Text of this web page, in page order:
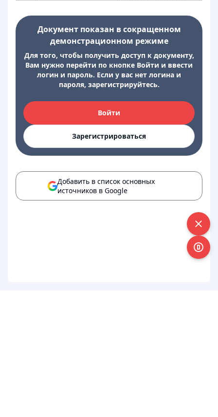
Документ показан в сокращенном
демонстрационном режиме
Для того, чтобы получить доступ к документу,
Вам нужно перейти по кнопке Войти и ввести
логин и пароль. Если у вас нет логина и
пароля, зарегистрируйтесь.
Войти
Зарегистрироваться
Добавить в список основных
источников в Google